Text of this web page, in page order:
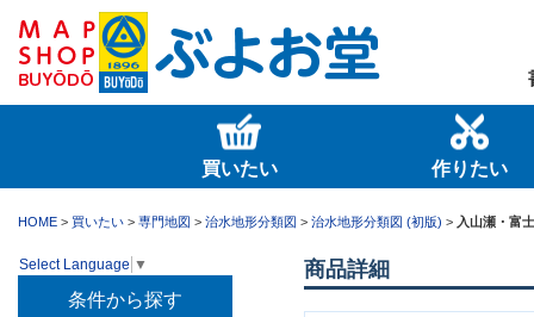
買いたい 作りたい
HOME > 買いたい > 専門地図 > 治水地形分類図 > 治水地形分類図 (初版) > 入山瀬・富
Select Language ▼
条件から探す
商品詳細